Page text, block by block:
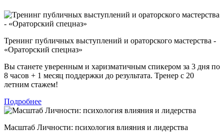
Тренинг публичных выступлений и ораторского мастерства -
«Ораторский спецназ»
Вы станете уверенным и харизматичным спикером за 3 дня по
8 часов + 1 месяц поддержки до результата. Тренер с 20
летним стажем!
Подробнее
Масштаб Личности: психология влияния и лидерства